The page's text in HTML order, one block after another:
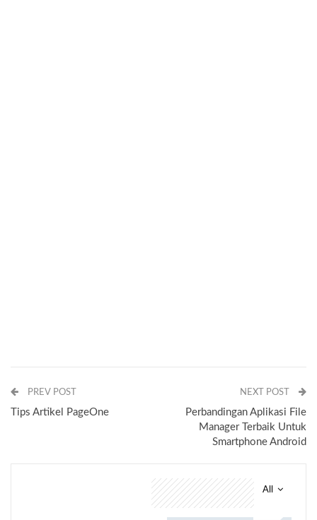
PREV POST
Tips Artikel PageOne
NEXT POST
Perbandingan Aplikasi File
Manager Terbaik Untuk
Smartphone Android
All